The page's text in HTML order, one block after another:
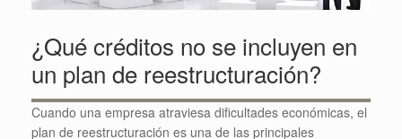
¿Qué créditos no se incluyen en
un plan de reestructuración?
Cuando una empresa atraviesa dificultades económicas, el
plan de reestructuración es una de las principales